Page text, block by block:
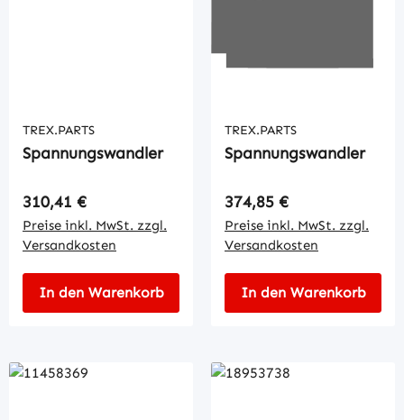
TREX.PARTS
Spannungswandler
Regulärer Preis:
310,41 €
Preise inkl. MwSt. zzgl.
Versandkosten
In den Warenkorb
TREX.PARTS
Spannungswandler
Regulärer Preis:
374,85 €
Preise inkl. MwSt. zzgl.
Versandkosten
In den Warenkorb